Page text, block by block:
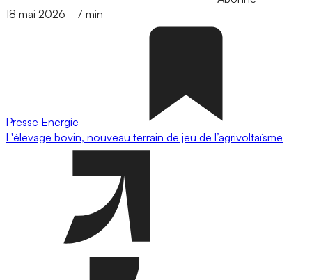
18 mai 2026 - 7 min
Presse Energie
L'élevage bovin, nouveau terrain de jeu de l’agrivoltaïsme